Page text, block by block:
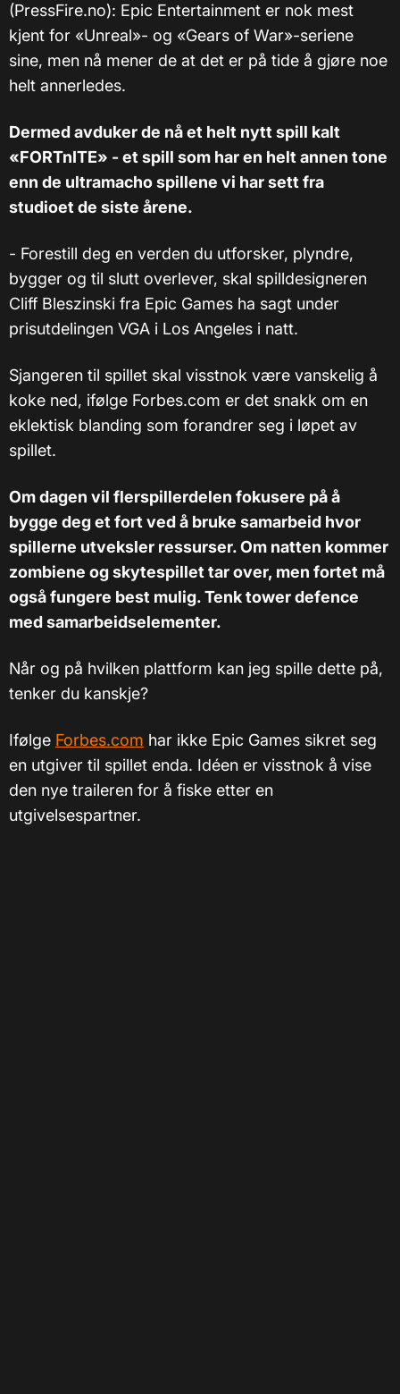
(PressFire.no): Epic Entertainment er nok mest
kjent for «Unreal»- og «Gears of War»-seriene
sine, men nå mener de at det er på tide å gjøre noe
helt annerledes.
Dermed avduker de nå et helt nytt spill kalt
«FORTnITE» - et spill som har en helt annen tone
enn de ultramacho spillene vi har sett fra
studioet de siste årene.
- Forestill deg en verden du utforsker, plyndre,
bygger og til slutt overlever, skal spilldesigneren
Cliff Bleszinski fra Epic Games ha sagt under
prisutdelingen VGA i Los Angeles i natt.
Sjangeren til spillet skal visstnok være vanskelig å
koke ned, ifølge Forbes.com er det snakk om en
eklektisk blanding som forandrer seg i løpet av
spillet.
Om dagen vil flerspillerdelen fokusere på å
bygge deg et fort ved å bruke samarbeid hvor
spillerne utveksler ressurser. Om natten kommer
zombiene og skytespillet tar over, men fortet må
også fungere best mulig. Tenk tower defence
med samarbeidselementer.
Når og på hvilken plattform kan jeg spille dette på,
tenker du kanskje?
Ifølge Forbes.com har ikke Epic Games sikret seg
en utgiver til spillet enda. Idéen er visstnok å vise
den nye traileren for å fiske etter en
utgivelsespartner.